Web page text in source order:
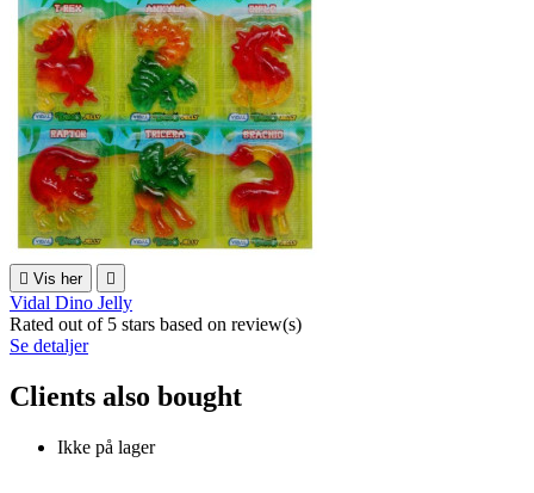
 Vis her 
Vidal Dino Jelly
Rated out of 5 stars based on review(s)
Se detaljer
Clients also bought
Ikke på lager